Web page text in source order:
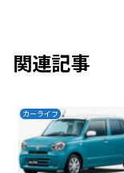
関連記事
カーライフ